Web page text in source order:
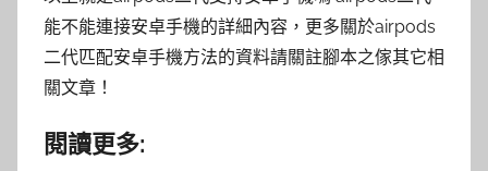
能不能連接安卓手機的詳細內容，更多關於airpods
二代匹配安卓手機方法的資料請關註腳本之傢其它相
關文章！
閱讀更多: